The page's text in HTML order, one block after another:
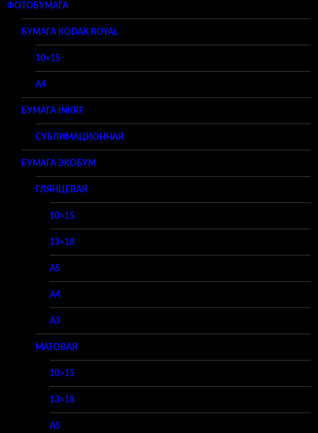
ФОТОБУМАГА
БУМАГА KODAK ROYAL
10×15
A4
БУМАГА INKRF
СУБЛИМАЦИОННАЯ
БУМАГА ЭКОБУМ
ГЛЯНЦЕВАЯ
10×15
13×18
A5
A4
A3
МАТОВАЯ
10×15
13×18
A5